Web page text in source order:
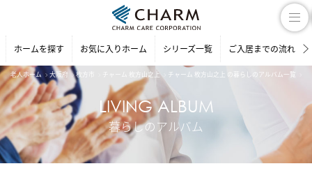
ホームを探す お気に入りホーム シリーズ一覧 ご入居までの流れ
老人ホーム 大阪府 枚方市 チャーム 枚方山之上 チャーム 枚方山之上 の暮らしのアルバム一覧
LIVING ALBUM
暮らしのアルバム